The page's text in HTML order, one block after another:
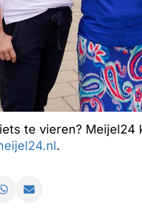
te vieren? Meijel24
.